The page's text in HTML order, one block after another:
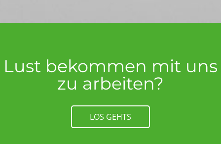
Lust bekommen mit uns
zu arbeiten?
LOS GEHTS